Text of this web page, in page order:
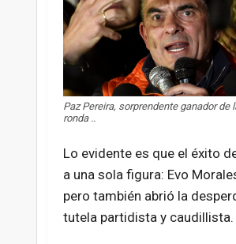
Paz Pereira, sorprendente ganador de
ronda ..
Lo evidente es que el éxito
a una sola figura: Evo
pero también abrió la
tutela partidista y caudillista.